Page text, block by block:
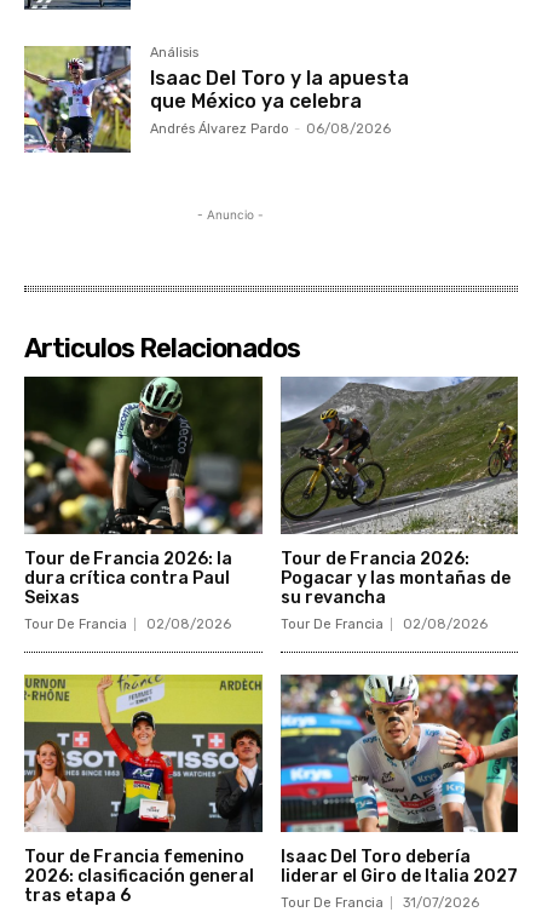
Análisis
Isaac Del Toro y la apuesta
que México ya celebra
Andrés Álvarez Pardo - 06/08/2026
- Anuncio -
Articulos Relacionados
Tour de Francia 2026: la
dura crítica contra Paul
Seixas
Tour De Francia 02/08/2026
Tour de Francia 2026:
Pogacar y las montañas de
su revancha
Tour De Francia 02/08/2026
Tour de Francia femenino
2026: clasificación general
tras etapa 6
Isaac Del Toro debería
liderar el Giro de Italia 2027
Tour De Francia 31/07/2026